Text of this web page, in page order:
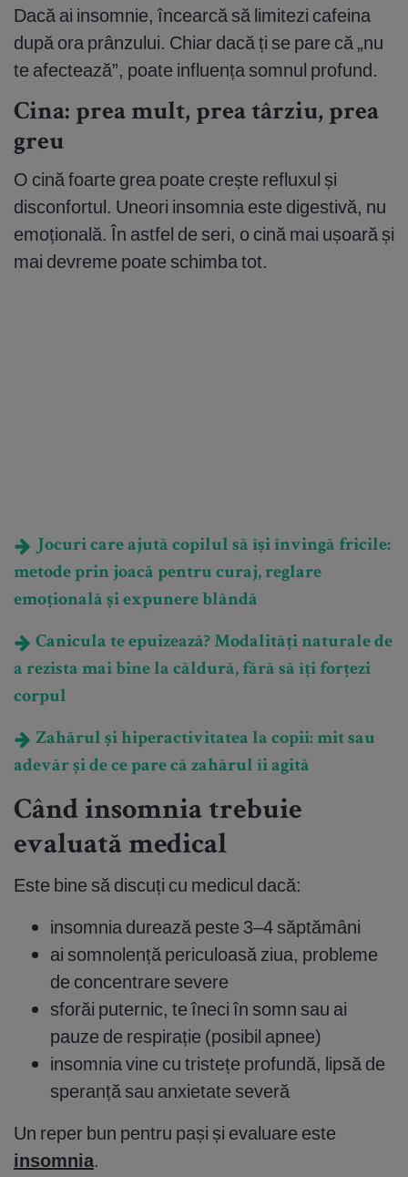
Dacă ai insomnie, încearcă să limitezi cafeina
după ora prânzului. Chiar dacă ți se pare că „nu
te afectează”, poate influența somnul profund.
Cina: prea mult, prea târziu, prea
greu
O cină foarte grea poate crește refluxul și
disconfortul. Uneori insomnia este digestivă, nu
emoțională. În astfel de seri, o cină mai ușoară și
mai devreme poate schimba tot.
Jocuri care ajută copilul să își învingă fricile:
metode prin joacă pentru curaj, reglare
emoțională și expunere blândă
Canicula te epuizează? Modalități naturale de
a rezista mai bine la căldură, fără să îți forțezi
corpul
Zahărul și hiperactivitatea la copii: mit sau
adevăr și de ce pare că zahărul îi agită
Când insomnia trebuie
evaluată medical
Este bine să discuți cu medicul dacă:
insomnia durează peste 3–4 săptămâni
ai somnolență periculoasă ziua, probleme
de concentrare severe
sforăi puternic, te îneci în somn sau ai
pauze de respirație (posibil apnee)
insomnia vine cu tristețe profundă, lipsă de
speranță sau anxietate severă
Un reper bun pentru pași și evaluare este
insomnia.